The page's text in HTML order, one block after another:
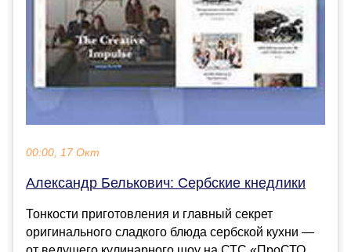
00:00, 17 Окт
Александр Белькович: Сербские кнедлики
Тонкости приготовления и главный секрет
оригинального сладкого блюда сербской кухни —